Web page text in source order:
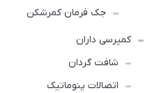
جک فرمان کمرشکن
کمپرسی داران
شافت گردان
اتصالات پنوماتیک